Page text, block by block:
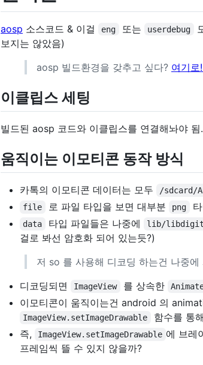
aosp 소스코드 & 이걸 eng 또는 userdebug
보지는 않았음)
aosp 빌드환경을 갖추고 싶다? 여기로
이클립스 세팅
빌드된 aosp 코드와 이클립스를 연결해놔야 됨.
움직이는 이모티콘 동작 방식
카톡의 이모티콘 데이터는 모두 /sdcard/
file 로 파일 타입을 보면 대부분 png
data 타입 파일들은 나중에 lib/
걸로 봐선 암호화 되어 있는듯?)
저 so 를 사용해 디코딩 하는건 나중에
디코딩되면
ImageView 를 상속한
이모티콘이 움직이는건 android 의
ImageView.setImageDrawable 함수를 통해
즉,
ImageView.setImageDrawable 에 브레
프레임씩 뜰 수 있지 않을까?